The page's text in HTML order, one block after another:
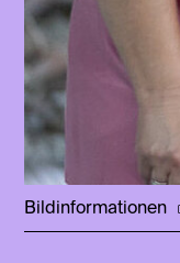
Bildinformationen